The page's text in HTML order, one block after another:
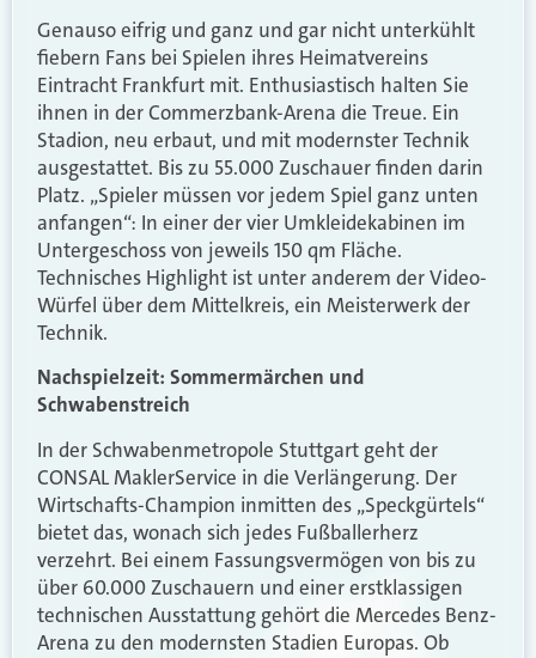
Genauso eifrig und ganz und gar nicht unterkühlt
fiebern Fans bei Spielen ihres Heimatvereins
Eintracht Frankfurt mit. Enthusiastisch halten Sie
ihnen in der Commerzbank-Arena die Treue. Ein
Stadion, neu erbaut, und mit modernster Technik
ausgestattet. Bis zu 55.000 Zuschauer finden darin
Platz. „Spieler müssen vor jedem Spiel ganz unten
anfangen“: In einer der vier Umkleidekabinen im
Untergeschoss von jeweils 150 qm Fläche.
Technisches Highlight ist unter anderem der Video-
Würfel über dem Mittelkreis, ein Meisterwerk der
Technik.
Nachspielzeit: Sommermärchen und
Schwabenstreich
In der Schwabenmetropole Stuttgart geht der
CONSAL MaklerService in die Verlängerung. Der
Wirtschafts-Champion inmitten des „Speckgürtels“
bietet das, wonach sich jedes Fußballerherz
verzehrt. Bei einem Fassungsvermögen von bis zu
über 60.000 Zuschauern und einer erstklassigen
technischen Ausstattung gehört die Mercedes Benz-
Arena zu den modernsten Stadien Europas. Ob